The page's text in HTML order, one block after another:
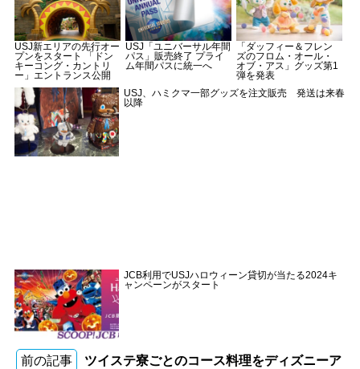
USJ新エリアの先行オー
プンをスタート 「ドン
キーコング・カントリ
ー」エントランス公開
USJ「ユニバーサル年間
パス」販売終了 プライ
ム年間パスに統一へ
「ダッフィー＆フレン
ズのフロム・オール・
オブ・アス」グッズ第1
弾を発表
USJ、ハミクマ一部グッズを注文販売 発送は来春
以降
JCB利用でUSJハロウィーン貸切が当たる2024キ
ャンペーンがスタート
前の記事
ツイステ寮ごとのコース料理をディズニーア